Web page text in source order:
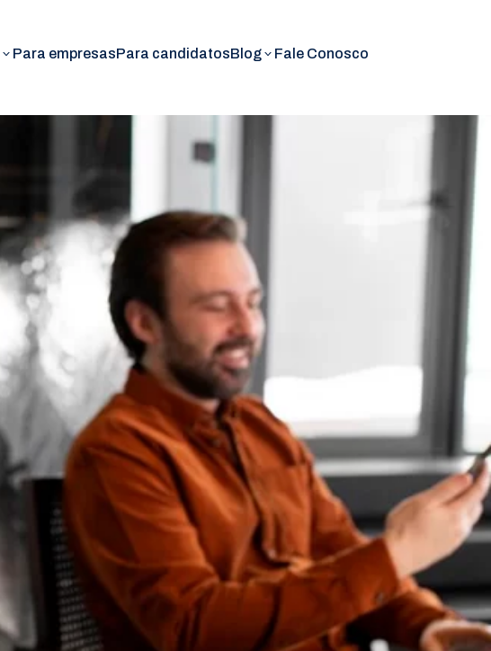
Para empresasPara candidatosBlog Fale Conosco